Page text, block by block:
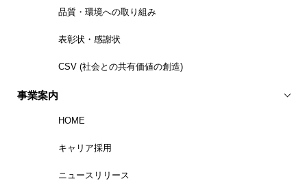
品質・環境への取り組み
表彰状・感謝状
CSV (社会との共有価値の創造)
事業案内
HOME
キャリア採用
ニュースリリース